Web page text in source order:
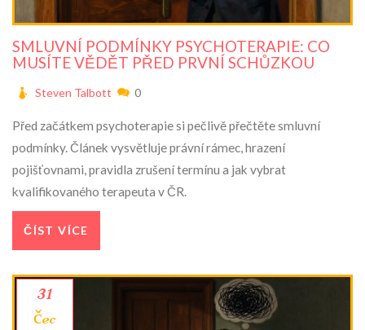
SMLUVNÍ PODMÍNKY PSYCHOTERAPIE: CO
MUSÍTE VĚDĚT PŘED PRVNÍ SCHŮZKOU
Steven Talbott 0
Před začátkem psychoterapie si pečlivě přečtěte smluvní
podmínky. Článek vysvětluje právní rámec, hrazení
pojišťovnami, pravidla zrušení termínu a jak vybrat
kvalifikovaného terapeuta v ČR.
ČÍST VÍCE
31
čec